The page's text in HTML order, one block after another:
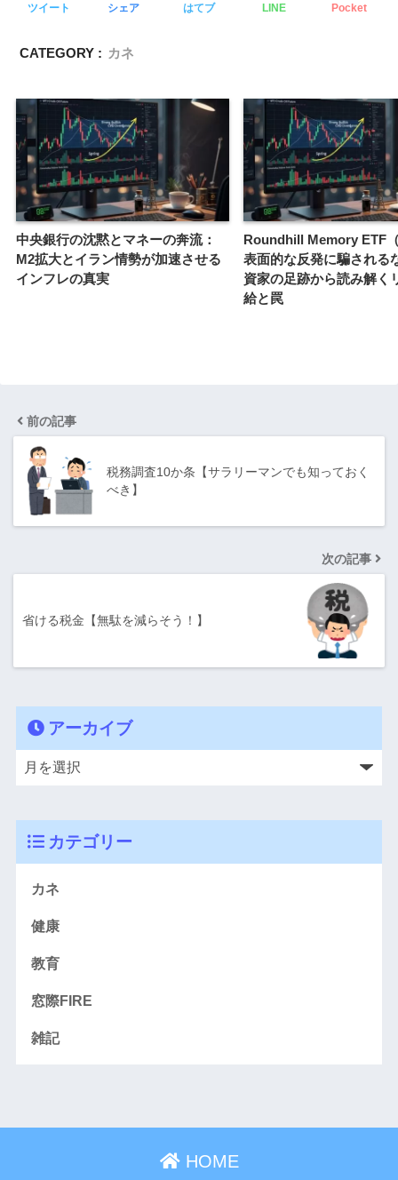
ツイート シェア はてブ LINE Pocket
CATEGORY : カネ
中央銀行の沈黙とマネーの奔流：
M2拡大とイラン情勢が加速させる
インフレの真実
Roundhill Memory ETF
表面的な反発に騙される
資家の足跡から読み解く
給と罠
前の記事
税務調査10か条【サラリーマンでも知っておく
べき】
次の記事
省ける税金【無駄を減らそう！】
アーカイブ
カテゴリー
カネ
健康
教育
窓際FIRE
雑記
HOME